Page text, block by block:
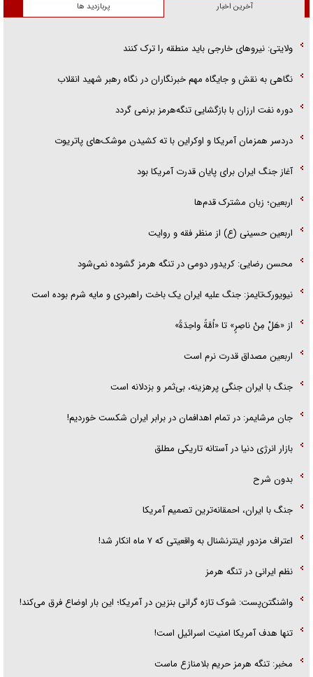
آخرین اخبار پربازدید ها
ولایتی: نیرو‌های خارجی باید منطقه را ترک کنند
نگاهی به نقش و جایگاه مهم خبرنگاران در نگاه رهبر شهید انقلاب
دوره نفت ارزان با بازگشایی تنگه‌هرمز برنمی گردد
دردسر همزمان آمریکا و اوکراین با ته کشیدن موشک‌های پاتریوت
آغاز جنگ ایران برای پایان قدرت آمریکا بود
اربعین؛ زبان مشترک قدم‌ها
اربعین حسینی (ع) از منظر فقه و روایت
محسن رضایی: کریدور دومی در تنگه هرمز گشوده نمی‌شود
نیویورک‌تایمز: جنگ علیه ایران یک باخت راهبردی و مایه شرم بوده است
از «هَلْ مِنْ ناصِرٍ» تا «اُمَّةً واحِدَةً»
اربعین مصداق قدرت نرم است
جنگ با ایران جنگی پرهزینه، بی‌ثمر و بزدلانه است
جان مرشایمر: در تمام اهدافمان در برابر ایران شکست خوردیم!
بازار انرژی دنیا در آستانه تاریکی مطلق
بدون شرح
جنگ با ایران، احمقانه‌ترین تصمیم آمریکا
اعتراف مزدور اینترنشنال به واقعیتی که ۷ ماه انکار شد!
نظم ایرانی در تنگه هرمز
واشنگتن‌پست: شوک تازه گرانی بنزین در آمریکا؛ این بار اوضاع فرق می‌کند!
تنها هدف آمریکا امنیت اسرائیل است!
مخبر: تنگه هرمز حریم بلامنازع ماست